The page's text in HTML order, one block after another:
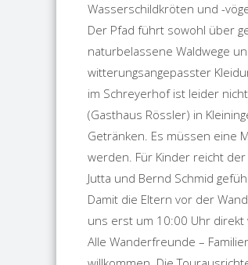
Wasserschildkröten und -
Der Pfad führt sowohl über
naturbelassene Waldwege
witterungsangepasster
im Schreyerhof ist leider
(Gasthaus Rössler) in
Getränken. Es müssen eine
werden. Für Kinder reicht
Jutta und Bernd Schmid
Damit die Eltern vor der
uns erst um 10:00 Uhr direkt
Alle Wanderfreunde –